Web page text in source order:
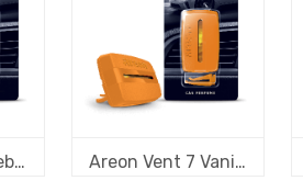
Areon Vent 7 Iceberg Areon Vent 7 Vanilla